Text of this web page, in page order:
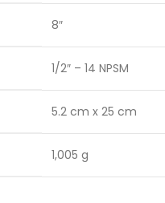
8″
1/2″ – 14 NPSM
5.2 cm x 25 cm
1,005 g